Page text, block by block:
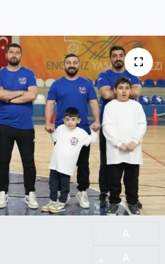
ve Fikstür